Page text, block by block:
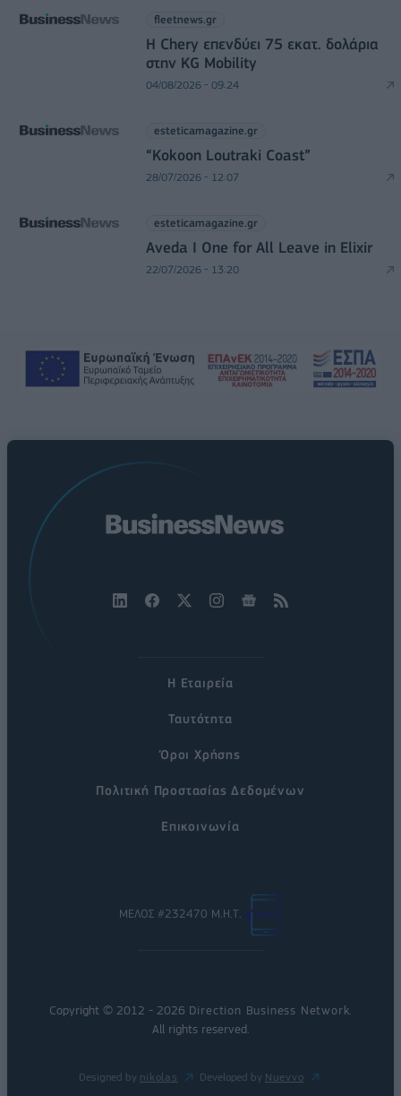
fleetnews.gr
Η Chery επενδύει 75 εκατ. δολάρια
στην KG Mobility
04/08/2026 - 09:24
esteticamagazine.gr
“Kokoon Loutraki Coast”
28/07/2026 - 12:07
esteticamagazine.gr
Aveda I One for All Leave in Elixir
22/07/2026 - 13:20
Η Εταιρεία
Ταυτότητα
Όροι Χρήσης
Πολιτική Προστασίας Δεδομένων
Επικοινωνία
ΜΕΛΟΣ #232470 Μ.Η.Τ.
Copyright © 2012 - 2026 Direction Business Network
All rights reserved.
Designed by nikolas Developed by Nuevvo